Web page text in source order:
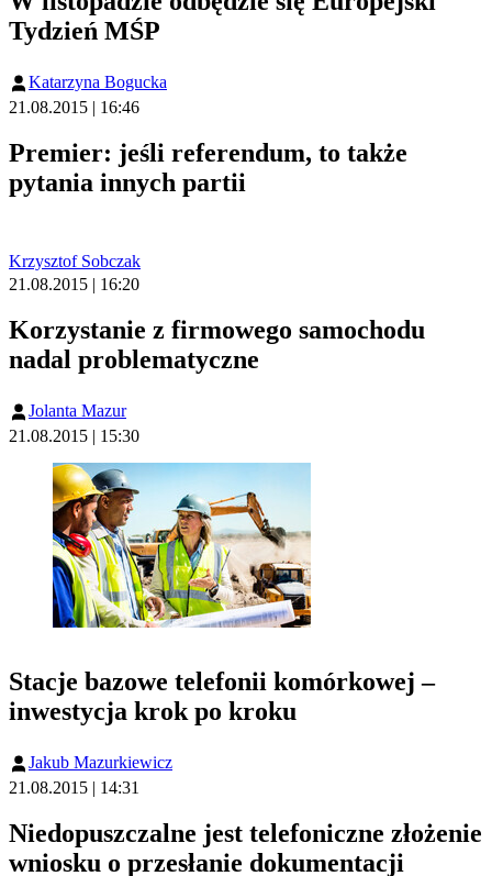
Tydzień MŚP
Katarzyna Bogucka
21.08.2015 | 16:46
Premier: jeśli referendum, to także
pytania innych partii
Krzysztof Sobczak
21.08.2015 | 16:20
Korzystanie z firmowego samochodu
nadal problematyczne
Jolanta Mazur
21.08.2015 | 15:30
Stacje bazowe telefonii komórkowej –
inwestycja krok po kroku
Jakub Mazurkiewicz
21.08.2015 | 14:31
Niedopuszczalne jest telefoniczne złożenie
wniosku o przesłanie dokumentacji